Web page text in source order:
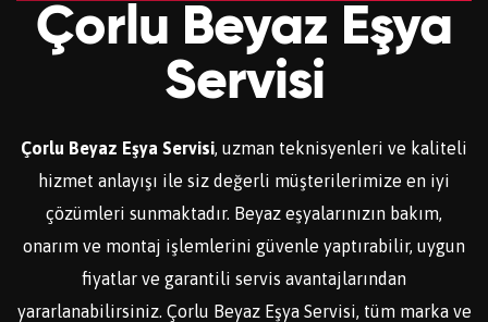
Çorlu Beyaz Eşya
Servisi
Çorlu Beyaz Eşya Servisi, uzman teknisyenleri ve kaliteli
hizmet anlayışı ile siz değerli müşterilerimize en iyi
çözümleri sunmaktadır. Beyaz eşyalarınızın bakım,
onarım ve montaj işlemlerini güvenle yaptırabilir, uygun
fiyatlar ve garantili servis avantajlarından
yararlanabilirsiniz. Çorlu Beyaz Eşya Servisi, tüm marka ve